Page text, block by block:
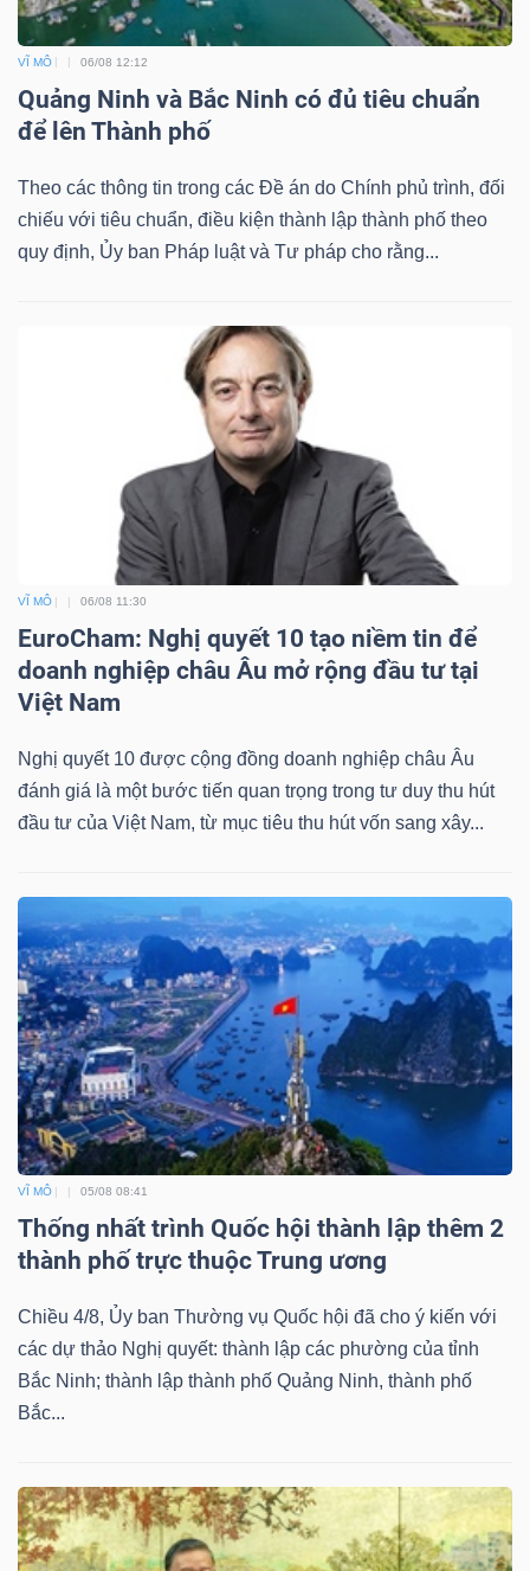
VĨ MÔ 06/08 12:12
Quảng Ninh và Bắc Ninh có đủ tiêu chuẩn
để lên Thành phố
Theo các thông tin trong các Đề án do Chính phủ trình, đối
chiếu với tiêu chuẩn, điều kiện thành lập thành phố theo
quy định, Ủy ban Pháp luật và Tư pháp cho rằng...
VĨ MÔ 06/08 11:30
EuroCham: Nghị quyết 10 tạo niềm tin để
doanh nghiệp châu Âu mở rộng đầu tư tại
Việt Nam
Nghị quyết 10 được cộng đồng doanh nghiệp châu Âu
đánh giá là một bước tiến quan trọng trong tư duy thu hút
đầu tư của Việt Nam, từ mục tiêu thu hút vốn sang xây...
VĨ MÔ 05/08 08:41
Thống nhất trình Quốc hội thành lập thêm 2
thành phố trực thuộc Trung ương
Chiều 4/8, Ủy ban Thường vụ Quốc hội đã cho ý kiến với
các dự thảo Nghị quyết: thành lập các phường của tỉnh
Bắc Ninh; thành lập thành phố Quảng Ninh, thành phố
Bắc...